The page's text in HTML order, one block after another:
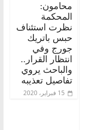
محامون:
المحكمة
نظرت استئناف
حبس باتريك
جورج وفي
انتظار القرار..
والباحث يروي
تفاصيل تعذيبه
15 فبراير، 2020